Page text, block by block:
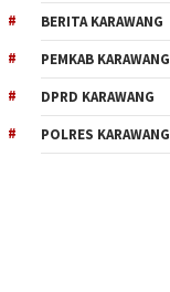
BERITA KARAWANG
PEMKAB KARAWANG
DPRD KARAWANG
POLRES KARAWANG